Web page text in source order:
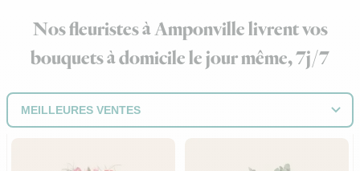
Nos fleuristes à Amponville livrent vos
bouquets à domicile le jour même, 7j/7